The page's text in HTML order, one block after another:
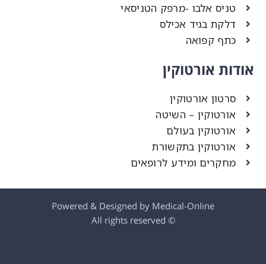
אורטוקין
סרטון אורטוקין
אורטוקין – השיטה
אורטוקין בעולם
אורטוקין בתקשורת
מחקרים ומידע לרופאים
טניס אלבו -מרפק הטניסאי
דלקת בגיד אכילס
כתף קפואה
Powered & Designed by Medical-Online